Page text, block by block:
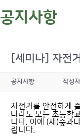
공지사항
[세미나] 자전
공지사항 작성자
자전거를 안전하게
나라도 모든 초등학
니다. 이에 (재)숲과
립니다.